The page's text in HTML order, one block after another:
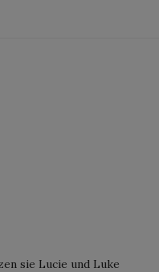
sie Lucie und Luke